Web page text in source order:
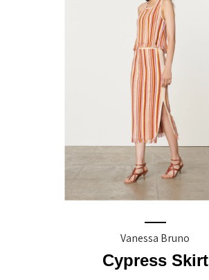
Vanessa Bruno
Cypress Skirt